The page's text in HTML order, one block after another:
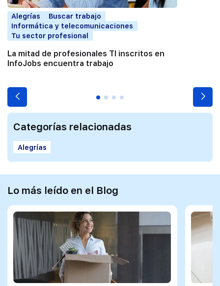
Alegrías
Buscar trabajo
Informática y telecomunicaciones
Tu sector profesional
La mitad de profesionales TI inscritos en
InfoJobs encuentra trabajo
Categorías relacionadas
Alegrías
Lo más leído en el Blog